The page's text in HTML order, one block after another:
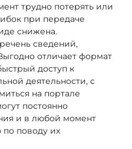
трудно потерять или
при передаче
снижена.
сведений,
отличает формат
доступ к
деятельности, с
на портале
постоянно
и в любой момент
по поводу их